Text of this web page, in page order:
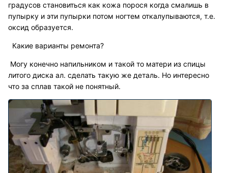
градусов становиться как кожа порося когда смалишь в
пупырку и эти пупырки потом ногтем откалупываются, т.е.
оксид образуется.
Какие варианты ремонта?
Могу конечно напильником и такой то матери из спицы
литого диска ал. сделать такую же деталь. Но интересно
что за сплав такой не понятный.